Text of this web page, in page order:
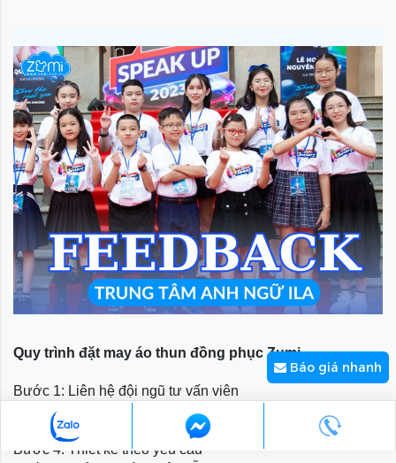
Quy trình đặt may áo thun đồng phục Zumi
Bước 1: Liên hệ đội ngũ tư vấn viên
Bước 2: Tư vấn chọn mẫu
Bước 3: Gửi bảng báo giá chi tiết
Bước 4: Thiết kế theo yêu cầu
Báo giá nhanh